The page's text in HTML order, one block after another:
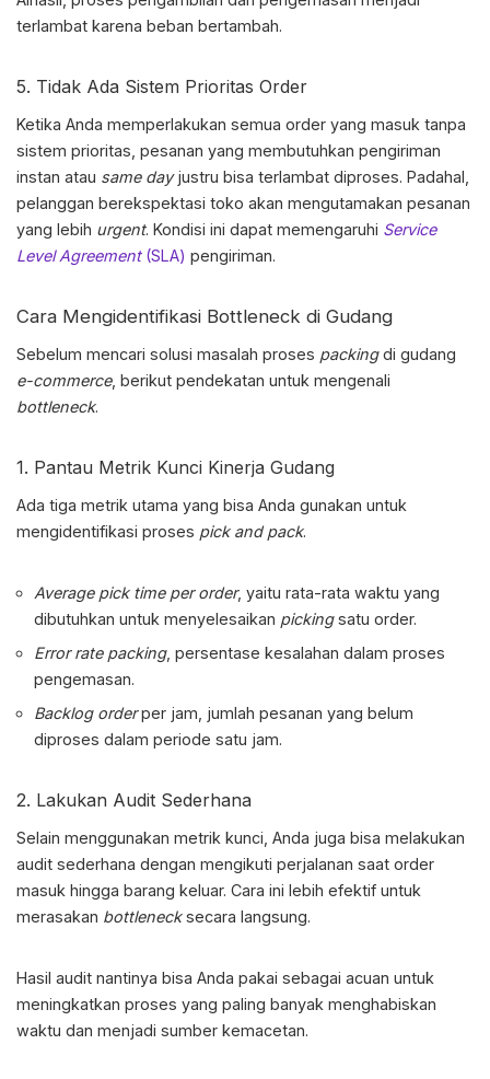
terlambat karena beban bertambah.
5. Tidak Ada Sistem Prioritas Order
Ketika Anda memperlakukan semua order yang masuk tanpa
sistem prioritas, pesanan yang membutuhkan pengiriman
instan atau same dayjustru bisa terlambat diproses. Padahal,
pelanggan berekspektasi toko akan mengutamakan pesanan
yang lebih urgent. Kondisi ini dapat memengaruhi Service
Level Agreement(SLA) pengiriman.
Cara Mengidentifikasi Bottleneck di Gudang
Sebelum mencari solusi masalah proses packingdi gudang
e-commerce, berikut pendekatan untuk mengenali
bottleneck.
1. Pantau Metrik Kunci Kinerja Gudang
Ada tiga metrik utama yang bisa Anda gunakan untuk
mengidentifikasi proses pick and pack.
Average pick time per order, yaitu rata-rata waktu yang
dibutuhkan untuk menyelesaikan pickingsatu order.
Error rate packing, persentase kesalahan dalam proses
pengemasan.
Backlog orderper jam, jumlah pesanan yang belum
diproses dalam periode satu jam.
2. Lakukan Audit Sederhana
Selain menggunakan metrik kunci, Anda juga bisa melakukan
audit sederhana dengan mengikuti perjalanan saat order
masuk hingga barang keluar. Cara ini lebih efektif untuk
merasakan bottlenecksecara langsung.
Hasil audit nantinya bisa Anda pakai sebagai acuan untuk
meningkatkan proses yang paling banyak menghabiskan
waktu dan menjadi sumber kemacetan.